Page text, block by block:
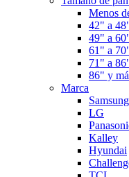
Menos
42" a
49" a
61" a
71" a
86" y
Marca
Samsung
LG
Kalley
Hyundai